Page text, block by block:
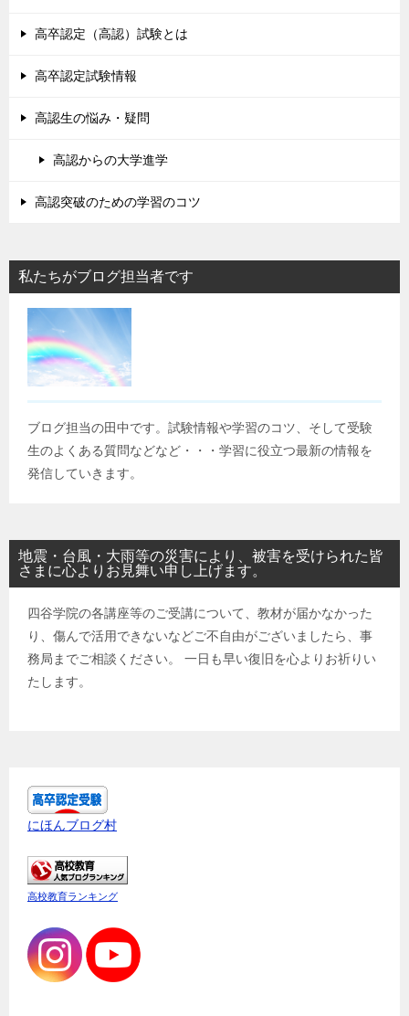
高卒認定（高認）試験とは
高卒認定試験情報
高認生の悩み・疑問
高認からの大学進学
高認突破のための学習のコツ
私たちがブログ担当者です
ブログ担当の田中です。試験情報や学習のコツ、そして受験
生のよくある質問などなど・・・学習に役立つ最新の情報を
発信していきます。
地震・台風・大雨等の災害により、被害を受けられた皆
さまに心よりお見舞い申し上げます。
四谷学院の各講座等のご受講について、教材が届かなかった
り、傷んで活用できないなどご不自由がございましたら、事
務局までご相談ください。 一日も早い復旧を心よりお祈りい
たします。
にほんブログ村
高校教育ランキング